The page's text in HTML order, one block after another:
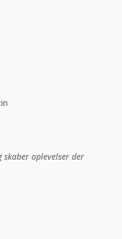
skaber oplevelser der